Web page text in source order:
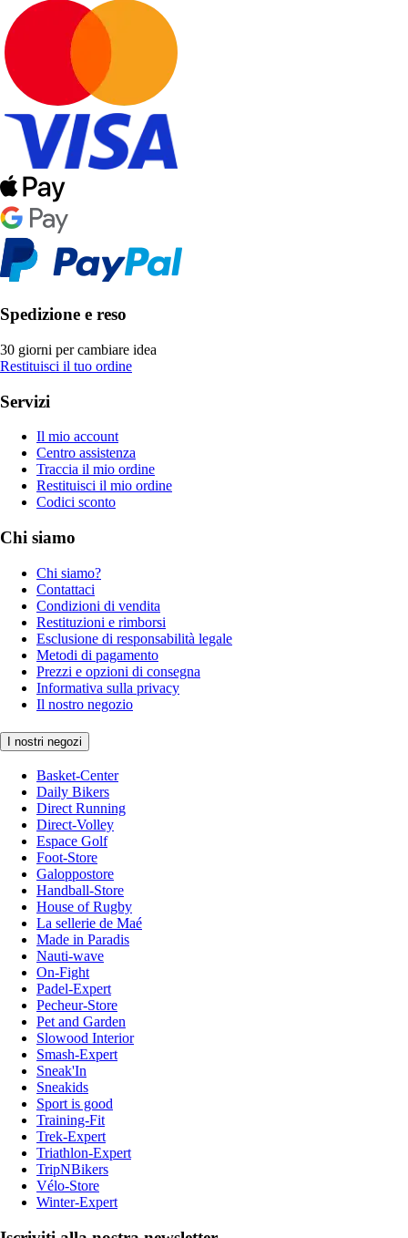
Spedizione e reso
30 giorni per cambiare idea
Restituisci il tuo ordine
Servizi
Il mio account
Centro assistenza
Traccia il mio ordine
Restituisci il mio ordine
Codici sconto
Chi siamo
Chi siamo?
Contattaci
Condizioni di vendita
Restituzioni e rimborsi
Esclusione di responsabilità legale
Metodi di pagamento
Prezzi e opzioni di consegna
Informativa sulla privacy
Il nostro negozio
I nostri negozi
Basket-Center
Daily Bikers
Direct Running
Direct-Volley
Espace Golf
Foot-Store
Galoppostore
Handball-Store
House of Rugby
La sellerie de Maé
Made in Paradis
Nauti-wave
On-Fight
Padel-Expert
Pecheur-Store
Pet and Garden
Slowood Interior
Smash-Expert
Sneak'In
Sneakids
Sport is good
Training-Fit
Trek-Expert
Triathlon-Expert
TripNBikers
Vélo-Store
Winter-Expert